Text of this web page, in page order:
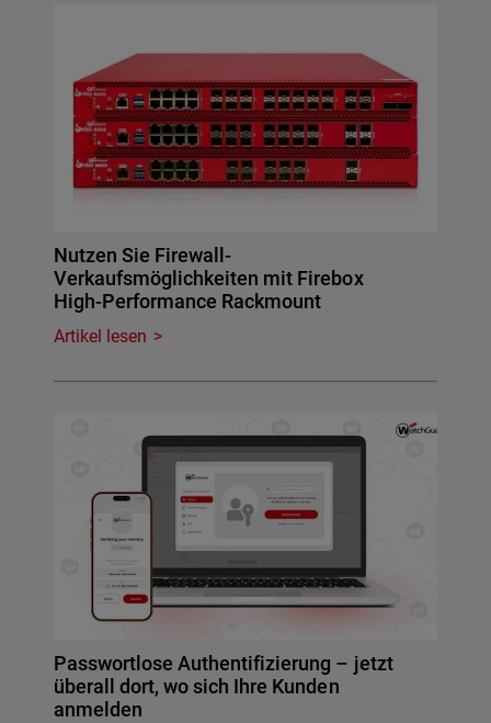
Nutzen Sie Firewall-
Verkaufsmöglichkeiten mit Firebox
High-Performance Rackmount
Artikel lesen
Passwortlose Authentifizierung – jetzt
überall dort, wo sich Ihre Kunden
anmelden